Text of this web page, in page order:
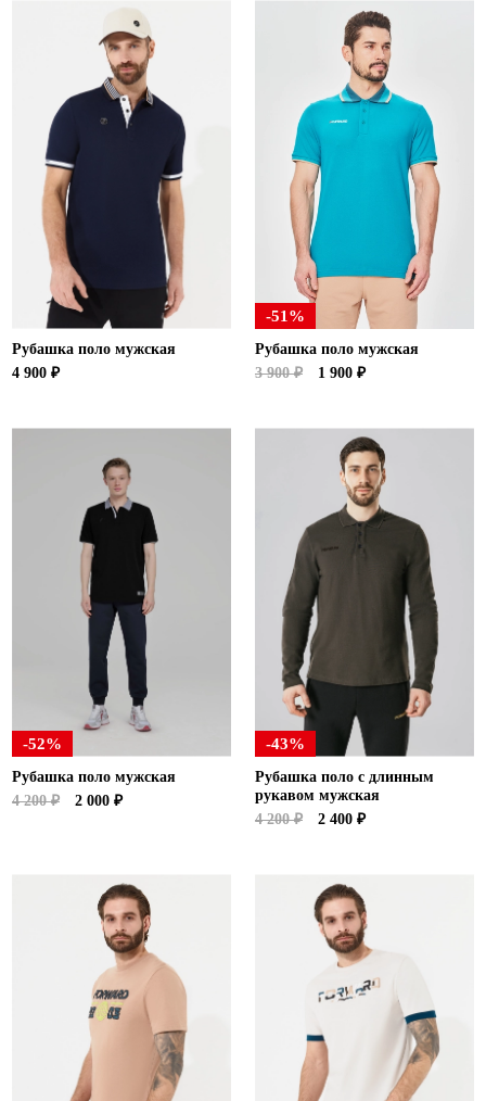
Челябинская область (2)
Ямало-Ненецкий автономный округ (1)
Ярославская область (1)
Рубашка поло мужская
4 900 ₽
-51%
Рубашка поло мужская
3 900 ₽
1 900 ₽
-52%
Рубашка поло мужская
4 200 ₽
2 000 ₽
-43%
Рубашка поло с длинным
рукавом мужская
4 200 ₽
2 400 ₽